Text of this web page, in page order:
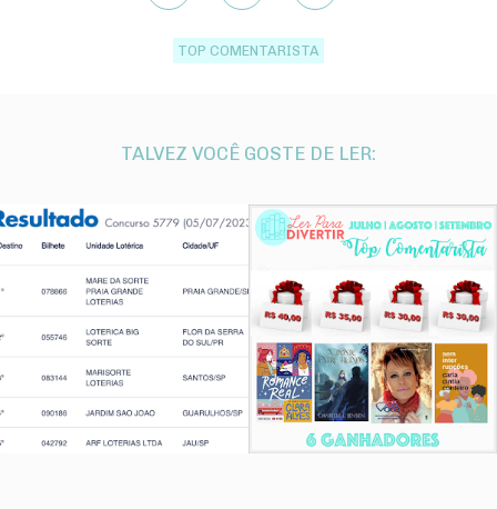
TOP COMENTARISTA
TALVEZ VOCÊ GOSTE DE LER: